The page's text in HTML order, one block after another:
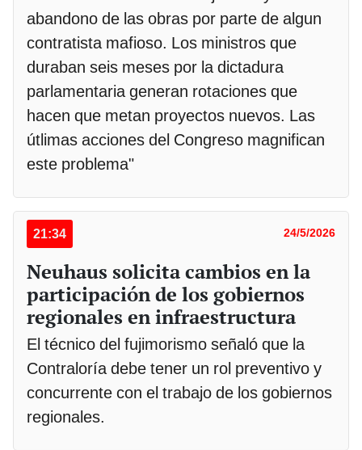
abandono de las obras por parte de algun
contratista mafioso. Los ministros que
duraban seis meses por la dictadura
parlamentaria generan rotaciones que
hacen que metan proyectos nuevos. Las
útlimas acciones del Congreso magnifican
este problema"
21:34 24/5/2026
Neuhaus solicita cambios en la
participación de los gobiernos
regionales en infraestructura
El técnico del fujimorismo señaló que la
Contraloría debe tener un rol preventivo y
concurrente con el trabajo de los gobiernos
regionales.